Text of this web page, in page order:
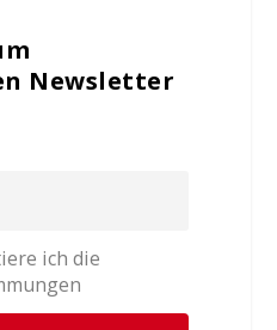
Newsletter
ich die